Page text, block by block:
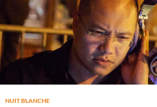
NUIT BLANCHE